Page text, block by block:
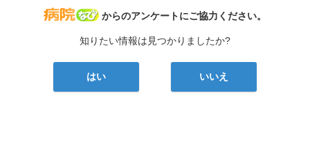
病院なび
からのアンケートにご協力ください。
知りたい情報は見つかりましたか?
はい いいえ